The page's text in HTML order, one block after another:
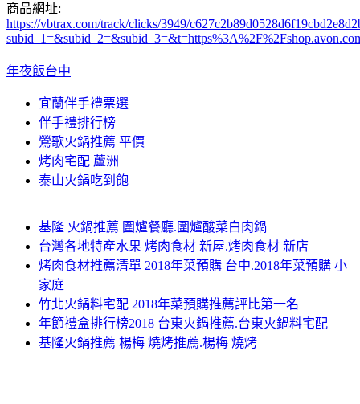
商品網址:
https://vbtrax.com/track/clicks/3949/
年夜飯台中
宜蘭伴手禮票選
伴手禮排行榜
鶯歌火鍋推薦 平價
烤肉宅配 蘆洲
泰山火鍋吃到飽
基隆 火鍋推薦 圍爐餐廳.圍爐酸菜白肉鍋
台灣各地特產水果 烤肉食材 新屋.烤肉食材 新店
烤肉食材推薦清單 2018年菜預購 台中.2018年菜預購 小
家庭
竹北火鍋料宅配 2018年菜預購推薦評比第一名
年節禮盒排行榜2018 台東火鍋推薦.台東火鍋料宅配
基隆火鍋推薦 楊梅 燒烤推薦.楊梅 燒烤